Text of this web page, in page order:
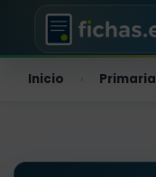
Inicio Primaria